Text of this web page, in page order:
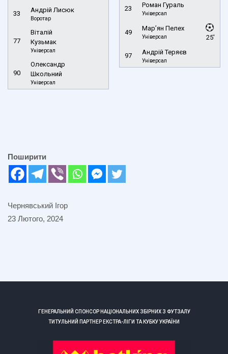
33 Андрій Лисюк
Воротар
77
Віталій
Кузьмак
Універсал
90
Олександр
Школьний
Універсал
23 Роман Гураль
Універсал
49
Мар’ян Пелех
Універсал 25'
97 Андрій Теряєв
Універсал
Поширити
Чернявський Ігор
23 Лютого, 2024
ГЕНЕРАЛЬНИЙ СПОНСОР НАЦІОНАЛЬНИХ ЗБІРНИХ З ФУТЗАЛУ
ТИТУЛЬНИЙ ПАРТНЕР ЕКСТРА-ЛІГИ ТА КУБКУ УКРАЇНИ